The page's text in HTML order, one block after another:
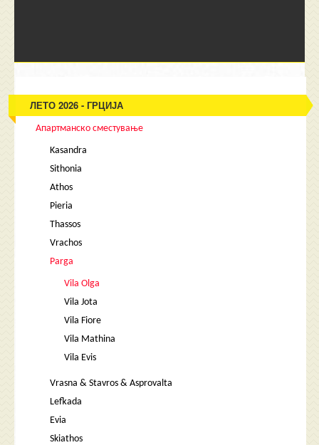
ЛЕТО 2026 - ГРЦИЈА
Апартманско сместување
Kasandra
Sithonia
Athos
Pieria
Thassos
Vrachos
Parga
Vila Olga
Vila Jota
Vila Fiore
Vila Mathina
Vila Evis
Vrasna & Stavros & Asprovalta
Lefkada
Evia
Skiathos